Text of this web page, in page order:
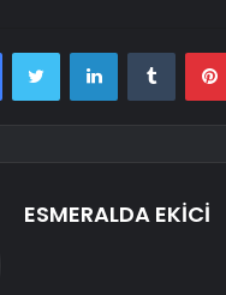
FacebookTwitter LinkedInTumblr
ESMERALDA EKİCİ